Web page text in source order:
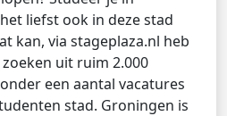
liefst ook in deze stad
kan, via stageplaza.nl heb
uit ruim 2.000
een aantal vacatures
stad. Groningen is